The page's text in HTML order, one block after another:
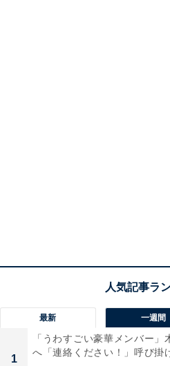
最新 一週間
1
「うわすごい豪華メンバー」
へ「連絡ください！」呼び掛